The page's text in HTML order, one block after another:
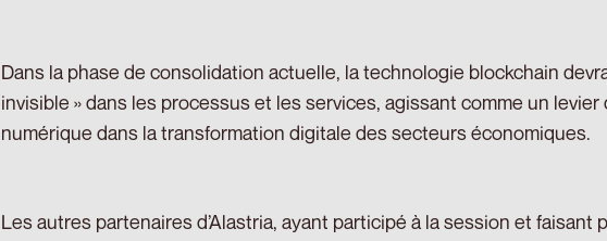
Dans la phase de consolidation actuelle, la technologie blockchain
invisible » dans les processus et les services, agissant comme un levier
numérique dans la transformation digitale des secteurs économiques.
Les autres partenaires d’Alastria, ayant participé à la session et faisant